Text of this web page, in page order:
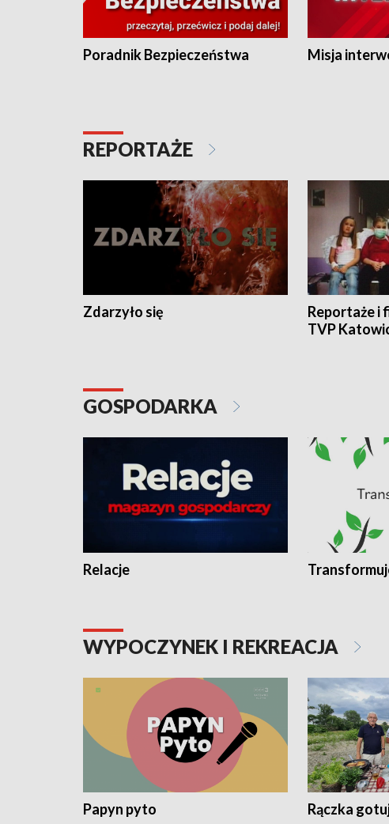
Poradnik Bezpieczeństwa Misja
REPORTAŻE
Zdarzyło się
Reportaże i
TVP
GOSPODARKA
Relacje
WYPOCZYNEK I REKREACJA
Papyn pyto Rączka